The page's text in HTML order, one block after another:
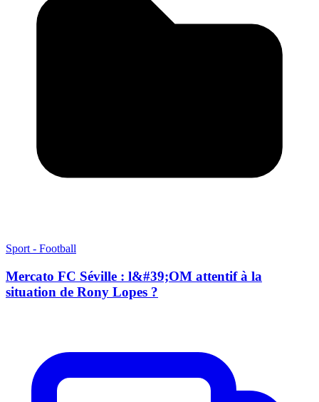
Sport - Football
Mercato FC Séville : l&#39;OM attentif à la
situation de Rony Lopes ?